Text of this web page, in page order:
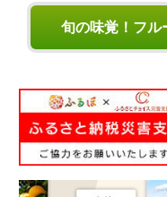
旬の味覚！フル